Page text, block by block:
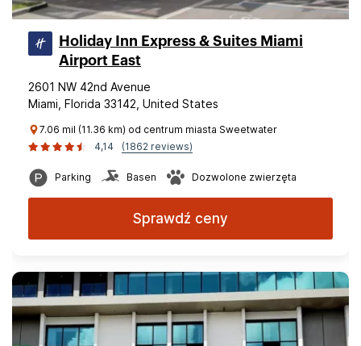
Holiday Inn Express & Suites Miami
Airport East
2601 NW 42nd Avenue
Miami, Florida 33142, United States
7.06 mil (11.36 km) od centrum miasta Sweetwater
4,14
(1862 reviews)
Parking Basen Dozwolone zwierzęta
Sprawdź ceny